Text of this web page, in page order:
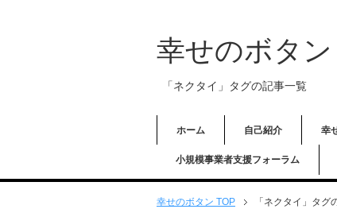
幸せのボタン
「ネクタイ」タグの記事一覧
ホーム 自己紹介 幸
小規模事業者支援フォーラム
幸せのボタン TOP 「ネクタイ」タグ